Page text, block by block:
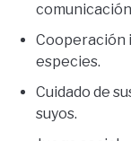
Cooperación
especies.
Cuidado de
suyos.